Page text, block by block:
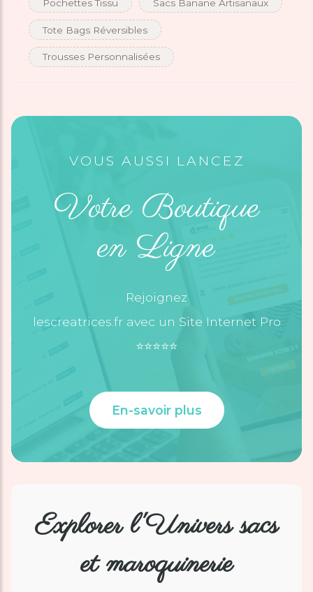
Pochettes Tissu Sacs Banane Artisanaux
Tote Bags Réversibles
Trousses Personnalisées
VOUS AUSSI LANCEZ
Votre Boutique
en Ligne
Rejoignez
lescreatrices.fr avec un Site Internet Pro
⭐️⭐️⭐️⭐️⭐️
En-savoir plus
Explorer l'Univers sacs
et maroquinerie